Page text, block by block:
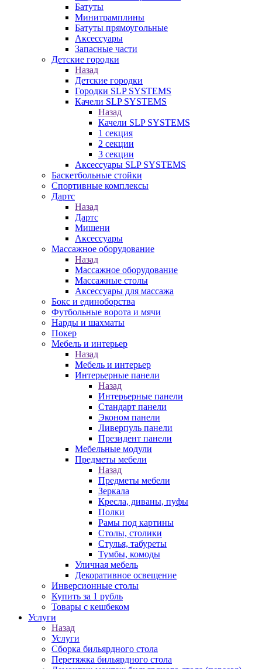
Батуты
Минитрамплины
Батуты прямоугольные
Аксессуары
Запасные части
Детские городки
Назад
Детские городки
Городки SLP SYSTEMS
Качели SLP SYSTEMS
Назад
Качели SLP SYSTEMS
1 секция
2 секции
3 секции
Аксессуары SLP SYSTEMS
Баскетбольные стойки
Спортивные комплексы
Дартс
Назад
Дартс
Мишени
Аксессуары
Массажное оборудование
Назад
Массажное оборудование
Массажные столы
Аксессуары для массажа
Бокс и единоборства
Футбольные ворота и мячи
Нарды и шахматы
Покер
Мебель и интерьер
Назад
Мебель и интерьер
Интерьерные панели
Назад
Интерьерные панели
Стандарт панели
Эконом панели
Ливерпуль панели
Президент панели
Мебельные модули
Предметы мебели
Назад
Предметы мебели
Зеркала
Кресла, диваны, пуфы
Полки
Рамы под картины
Столы, столики
Стулья, табуреты
Тумбы, комоды
Уличная мебель
Декоративное освещение
Инверсионные столы
Купить за 1 рубль
Товары с кешбеком
Услуги
Назад
Услуги
Сборка бильярдного стола
Перетяжка бильярдного стола